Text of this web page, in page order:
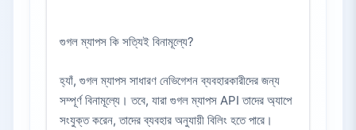
গুগল ম্যাপস কি সত্যিই বিনামূল্যে?
হ্যাঁ, গুগল ম্যাপস সাধারণ নেভিগেশন ব্যবহারকারীদের জন্য
সম্পূর্ণ বিনামূল্যে। তবে, যারা গুগল ম্যাপস API তাদের অ্যাপে
সংযুক্ত করেন, তাদের ব্যবহার অনুযায়ী বিলিং হতে পারে।